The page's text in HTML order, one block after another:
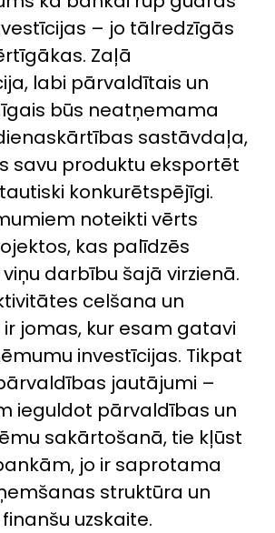
– jo tālredzīgās
Zaļā
labi pārvaldītais un
būs neatņemama
sastāvdaļa,
savu produktu eksportēt
konkurētspējīgi.
noteikti vērts
kas palīdzēs
darbību šajā virzienā.
celšana un
jomas, kur esam gatavi
investīcijas. Tikpat
jautājumi –
ieguldot pārvaldības un
sakārtošanā, tie kļūst
jo ir saprotama
struktūra un
uzskaite.